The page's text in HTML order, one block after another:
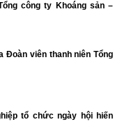
công ty Khoáng sản –
Đoàn viên thanh niên Tổng
tổ chức ngày hội hiến